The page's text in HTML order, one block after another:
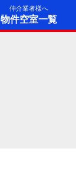
仲介業者様へ
物件空室一覧